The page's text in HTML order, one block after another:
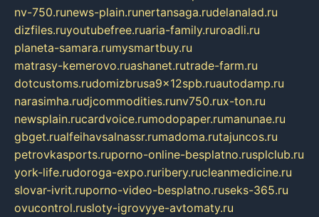
nv-750.runews-plain.runertansaga.rudelanalad.ru
dizfiles.ruyoutubefree.ruaria-family.ruroadli.ru
planeta-samara.rumysmartbuy.ru
matrasy-kemerovo.ruashanet.rutrade-farm.ru
dotcustoms.rudomizbrusa9x12spb.ruautodamp.ru
narasimha.rudjcommodities.runv750.rux-ton.ru
newsplain.rucardvoice.rumodopaper.rumanunae.ru
gbget.rualfeihavsalnassr.rumadoma.rutajuncos.ru
petrovkasports.ruporno-online-besplatno.rusplclub.ru
york-life.rudoroga-expo.ruribery.rucleanmedicine.ru
slovar-ivrit.ruporno-video-besplatno.ruseks-365.ru
ovucontrol.rusloty-igrovyye-avtomaty.ru